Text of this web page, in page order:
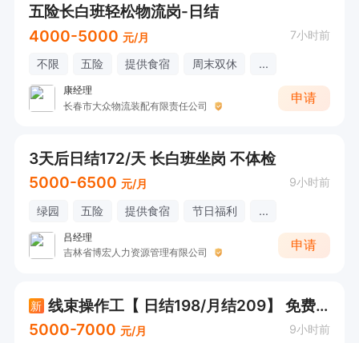
五险长白班轻松物流岗-日结
4000-5000 元/月 7小时前
不限 五险 提供食宿 周末双休 ...
康经理
长春市大众物流装配有限责任公司
申请
3天后日结172/天 长白班坐岗 不体检
5000-6500 元/月 9小时前
绿园 五险 提供食宿 节日福利 ...
吕经理
吉林省博宏人力资源管理有限公司
申请
新
线束操作工【 日结198/月结209】 免费吃住
5000-7000 元/月 9小时前